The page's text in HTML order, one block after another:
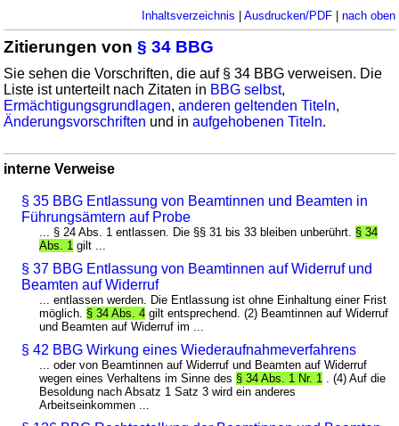
Inhaltsverzeichnis Ausdrucken/PDF| nach oben
Zitierungen von§ 34 BBG
Sie sehen die Vorschriften, die auf § 34 BBG verweisen. Die
Liste ist unterteilt nach Zitaten in BBG selbst,
Ermächtigungsgrundlagen,anderen geltenden Titeln,
Änderungsvorschriften und inaufgehobenen Titeln.
interne Verweise
§ 35 BBG Entlassung von Beamtinnen und Beamten in
Führungsämtern auf Probe
... § 24 Abs. 1 entlassen. Die §§ 31 bis 33 bleiben unberührt. § 34
Abs. 1 gilt ...
§ 37 BBG Entlassung von Beamtinnen auf Widerruf und
Beamten auf Widerruf
... entlassen werden. Die Entlassung ist ohne Einhaltung einer Frist
möglich. § 34 Abs. 4 gilt entsprechend. (2) Beamtinnen auf Widerruf
und Beamten auf Widerruf im ...
§ 42 BBG Wirkung eines Wiederaufnahmeverfahrens
... oder von Beamtinnen auf Widerruf und Beamten auf Widerruf
wegen eines Verhaltens im Sinne des § 34 Abs. 1 Nr. 1 . (4) Auf die
Besoldung nach Absatz 1 Satz 3 wird ein anderes
Arbeitseinkommen ...